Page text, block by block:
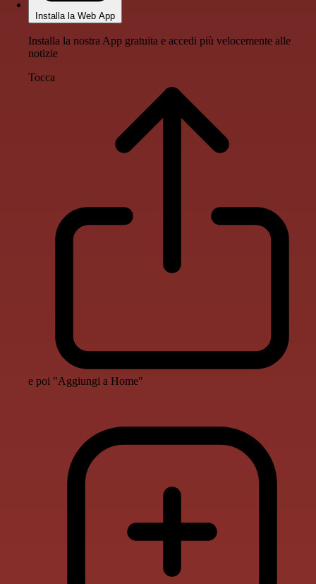
Installa la Web App
Installa la nostra App gratuita e accedi più velocemente alle
notizie
Tocca
e poi "Aggiungi a Home"